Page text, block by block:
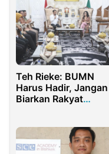
Teh Rieke: BUMN
Harus Hadir, Jangan
Biarkan Rakyat